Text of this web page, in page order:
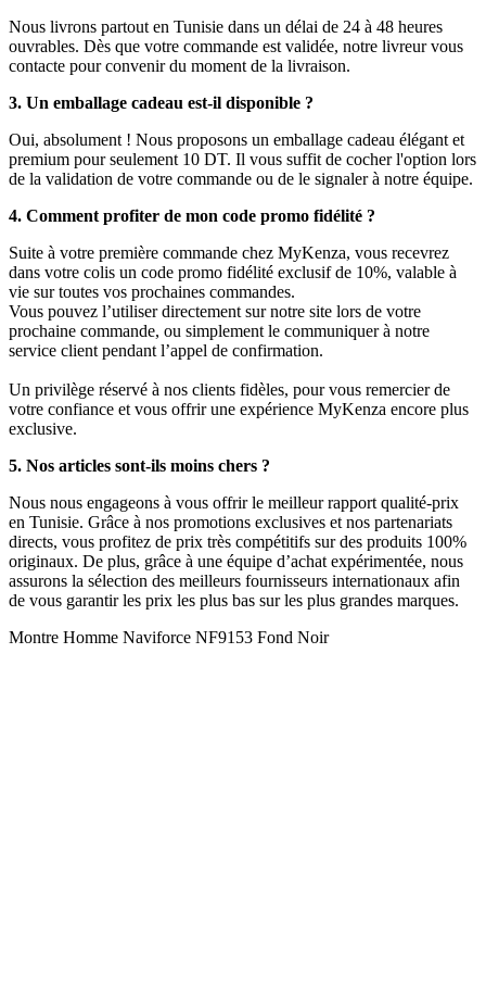
Nous livrons partout en Tunisie dans un délai de 24 à 48 heures
ouvrables. Dès que votre commande est validée, notre livreur vous
contacte pour convenir du moment de la livraison.
3. Un emballage cadeau est-il disponible ?
Oui, absolument ! Nous proposons un emballage cadeau élégant et
premium pour seulement 10 DT. Il vous suffit de cocher l'option lors
de la validation de votre commande ou de le signaler à notre équipe.
4. Comment profiter de mon code promo fidélité ?
Suite à votre première commande chez MyKenza, vous recevrez
dans votre colis un code promo fidélité exclusif de 10%, valable à
vie sur toutes vos prochaines commandes.
Vous pouvez l’utiliser directement sur notre site lors de votre
prochaine commande, ou simplement le communiquer à notre
service client pendant l’appel de confirmation.
Un privilège réservé à nos clients fidèles, pour vous remercier de
votre confiance et vous offrir une expérience MyKenza encore plus
exclusive.
5. Nos articles sont-ils moins chers ?
Nous nous engageons à vous offrir le meilleur rapport qualité-prix
en Tunisie. Grâce à nos promotions exclusives et nos partenariats
directs, vous profitez de prix très compétitifs sur des produits 100%
originaux. De plus, grâce à une équipe d’achat expérimentée, nous
assurons la sélection des meilleurs fournisseurs internationaux afin
de vous garantir les prix les plus bas sur les plus grandes marques.
Montre Homme Naviforce NF9153 Fond Noir